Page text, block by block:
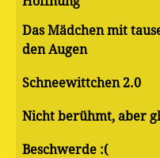
Das Mädchen mit
den Augen
Schneewittchen 2.0
Nicht berühmt, aber
Beschwerde :(